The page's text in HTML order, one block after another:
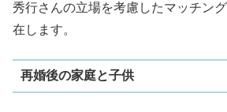
秀行さんの立場を考慮したマッチン
在します。
再婚後の家庭と子供